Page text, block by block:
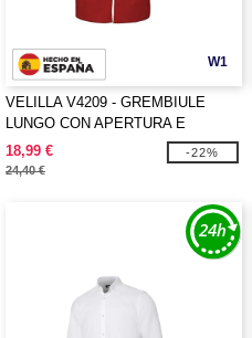
W1
VELILLA V4209 - GREMBIULE
LUNGO CON APERTURA E
TASCHE
18,99 €
24,40 €
-22%